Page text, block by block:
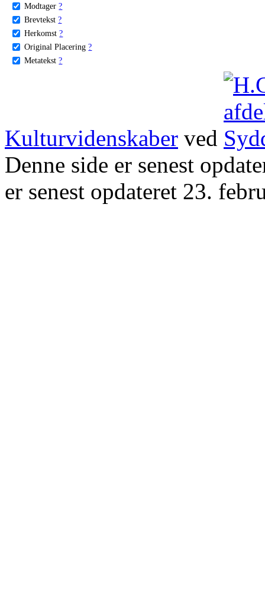
Modtager ?
Brevtekst ?
Herkomst ?
Original Placering ?
Metatekst ?
Kulturvidenskaber ved
Denne side er senest
er senest opdateret 23.